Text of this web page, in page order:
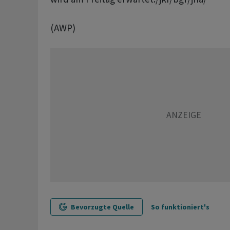
(AWP)
Bevorzugte Quelle So funktioniert's